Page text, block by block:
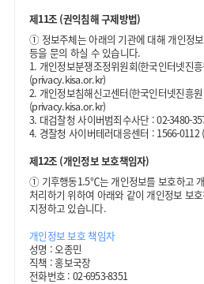
제11조 (권익침해 구제방법)
① 정보주체는 아래의 기관에 대해 개인정
등을 문의 하실 수 있습니다.
1. 개인정보분쟁조정위원회(한국인터넷진
(privacy.kisa.or.kr)
2. 개인정보침해신고센터(한국인터넷진흥
(privacy.kisa.or.kr)
3. 대검찰청 사이버범죄수사단 : 02-3480-
4. 경찰청 사이버테러대응센터 : 1566-
제12조 (개인정보 보호책임자)
① 기후행동1.5℃는 개인정보를 보호하고
처리하기 위하여 아래와 같이 개인정보 보
지정하고 있습니다.
개인정보 보호 책임자
성명 : 오종민
직책 : 홍보국장
전화번호 : 02-6953-8351